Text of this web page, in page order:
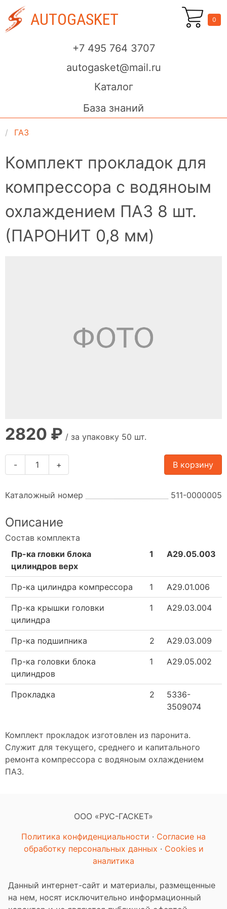
AUTOGASKET
+7 495 764 3707
autogasket@mail.ru
Каталог
База знаний
0
ГАЗ
Комплект прокладок для
компрессора с водяноым
охлаждением ПАЗ 8 шт.
(ПАРОНИТ 0,8 мм)
2820 ₽ / за упаковку 50 шт.
- + В корзину
Каталожный номер 511-0000005
Описание
Состав комплекта
Пр-ка гловки блока
цилиндров верх
1 А29.05.003
Пр-ка цилиндра компрессора 1 А29.01.006
Пр-ка крышки головки
цилиндра
1 А29.03.004
Пр-ка подшипника 2 А29.03.009
Пр-ка головки блока
цилиндров
1 А29.05.002
Прокладка 2
5336-
3509074
Комплект прокладок изготовлен из паронита.
Служит для текущего, среднего и капитального
ремонта компрессора с водяноым охлаждением
ПАЗ.
ООО «РУС-ГАСКЕТ»
Политика конфиденциальности · Согласие на
обработку персональных данных · Cookies и
аналитика
Данный интернет-сайт и материалы, размещенные
на нем, носят исключительно информационный